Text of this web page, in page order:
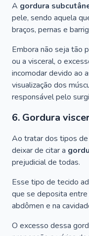
A gordura
pele, sendo aquela
braços, pernas e
Embora não seja tão
ou a visceral, o
incomodar devido ao
visualização dos
responsável pelo
6. Gordura
Ao tratar dos tipos de
deixar de citar a
prejudicial de todas.
Esse tipo de tecido
que se deposita
abdômen e na
O excesso dessa